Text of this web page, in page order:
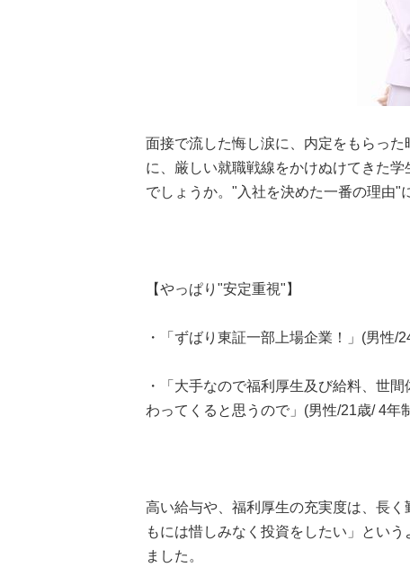
面接で流した悔し涙に、内定をもらっ
に、厳しい就職戦線をかけぬけてきた
でしょうか。"入社を決めた一番の理由"
【やっぱり"安定重視"】
・「ずばり東証一部上場企業！」(男性/
・「大手なので福利厚生及び給料、世
わってくると思うので」(男性/21歳/ 4年
高い給与や、福利厚生の充実度は、長
もには惜しみなく投資をしたい」とい
ました。